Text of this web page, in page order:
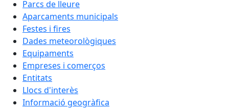
Parcs de lleure
Aparcaments municipals
Festes i fires
Dades meteorològiques
Equipaments
Empreses i comerços
Entitats
Llocs d'interès
Informació geogràfica